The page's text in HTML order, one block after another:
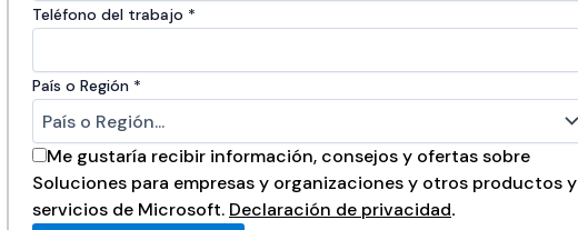
Teléfono del trabajo *
País o Región *
Me gustaría recibir información, consejos y ofertas sobre
Soluciones para empresas y organizaciones y otros productos y
servicios de Microsoft. Declaración de privacidad.